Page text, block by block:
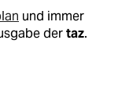
und immer
dertaz.